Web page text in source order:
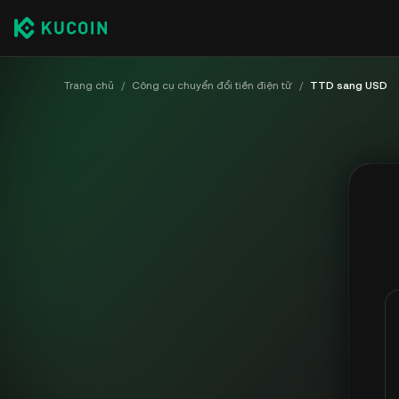
Trang chủ / Công cụ chuyển đổi tiền điện tử / TTD sang USD